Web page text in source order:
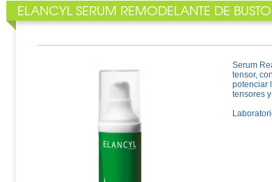
ELANCYL SERUM REMODELANTE DE
Serum
tensor,
potenciar
tensores